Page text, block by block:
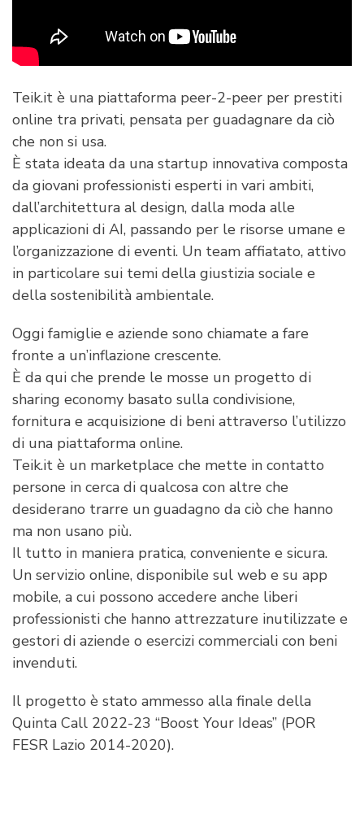
Teik.it è una piattaforma peer-2-peer per prestiti
online tra privati, pensata per guadagnare da ciò
che non si usa.
È stata ideata da una startup innovativa composta
da giovani professionisti esperti in vari ambiti,
dall’architettura al design, dalla moda alle
applicazioni di AI, passando per le risorse umane e
l’organizzazione di eventi. Un team affiatato, attivo
in particolare sui temi della giustizia sociale e
della sostenibilità ambientale.
Oggi famiglie e aziende sono chiamate a fare
fronte a un’inflazione crescente.
È da qui che prende le mosse un progetto di
sharing economy basato sulla condivisione,
fornitura e acquisizione di beni attraverso l’utilizzo
di una piattaforma online.
Teik.it è un marketplace che mette in contatto
persone in cerca di qualcosa con altre che
desiderano trarre un guadagno da ciò che hanno
ma non usano più.
Il tutto in maniera pratica, conveniente e sicura.
Un servizio online, disponibile sul web e su app
mobile, a cui possono accedere anche liberi
professionisti che hanno attrezzature inutilizzate e
gestori di aziende o esercizi commerciali con beni
invenduti.
Il progetto è stato ammesso alla finale della
Quinta Call 2022-23 “Boost Your Ideas” (POR
FESR Lazio 2014-2020).